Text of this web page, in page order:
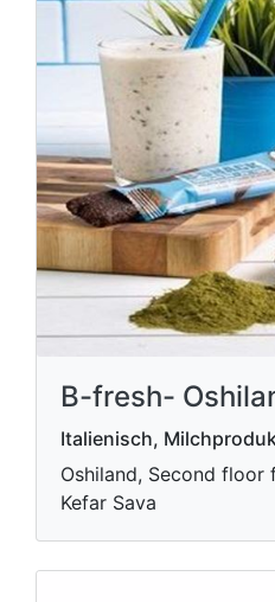
B-fresh-
Italienisch,
Oshiland, Second floor
Kefar Sava